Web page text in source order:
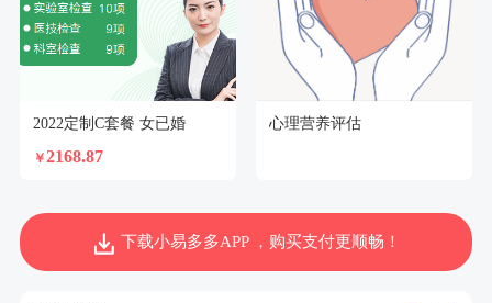
2022定制C套餐 女已婚
￥2168.87
心理营养评估
下载小易多多APP ，购买支付更顺畅！